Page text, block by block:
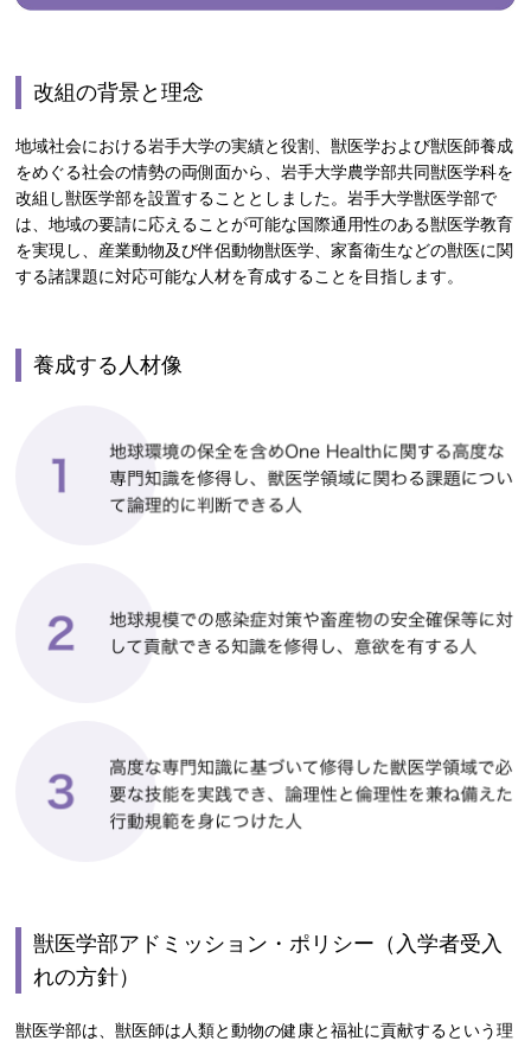
改組の背景と理念
地域社会における岩手大学の実績と役割、獣医学および獣医師養成
をめぐる社会の情勢の両側面から、岩手大学農学部共同獣医学科を
改組し獣医学部を設置することとしました。岩手大学獣医学部で
は、地域の要請に応えることが可能な国際通用性のある獣医学教育
を実現し、産業動物及び伴侶動物獣医学、家畜衛生などの獣医に関
する諸課題に対応可能な人材を育成することを目指します。
養成する人材像
獣医学部アドミッション・ポリシー（入学者受入
れの方針）
獣医学部は、獣医師は人類と動物の健康と福祉に貢献するという理